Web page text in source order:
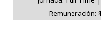
Remuneración: